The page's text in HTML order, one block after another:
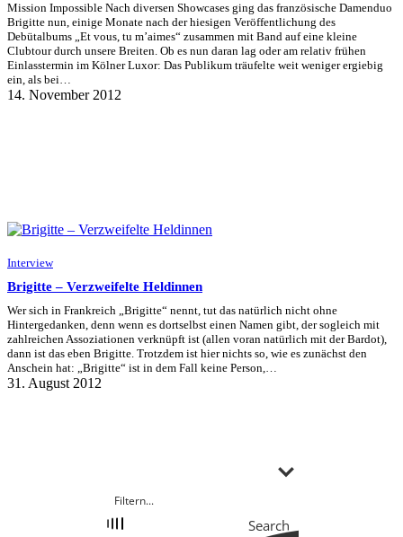
Mission Impossible Nach diversen Showcases ging das französische Damenduo
Brigitte nun, einige Monate nach der hiesigen Veröffentlichung des
Debütalbums „Et vous, tu m’aimes“ zusammen mit Band auf eine kleine
Clubtour durch unsere Breiten. Ob es nun daran lag oder am relativ frühen
Einlasstermin im Kölner Luxor: Das Publikum träufelte weit weniger ergiebig
ein, als bei…
14. November 2012
Interview
Brigitte – Verzweifelte Heldinnen
Wer sich in Frankreich „Brigitte“ nennt, tut das natürlich nicht ohne
Hintergedanken, denn wenn es dortselbst einen Namen gibt, der sogleich mit
zahlreichen Assoziationen verknüpft ist (allen voran natürlich mit der Bardot),
dann ist das eben Brigitte. Trotzdem ist hier nichts so, wie es zunächst den
Anschein hat: „Brigitte“ ist in dem Fall keine Person,…
31. August 2012
Search